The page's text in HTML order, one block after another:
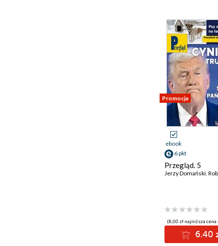
Promocja
ebook
6 pkt
Przegląd. 5
Jerzy Domański,
(8,00 zł najniższa cena
6.40